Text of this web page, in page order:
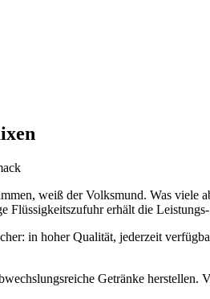
weiß der Volksmund. Was
Flüssigkeitszufuhr erhält die
in hoher Qualität, jederzeit
Getränke